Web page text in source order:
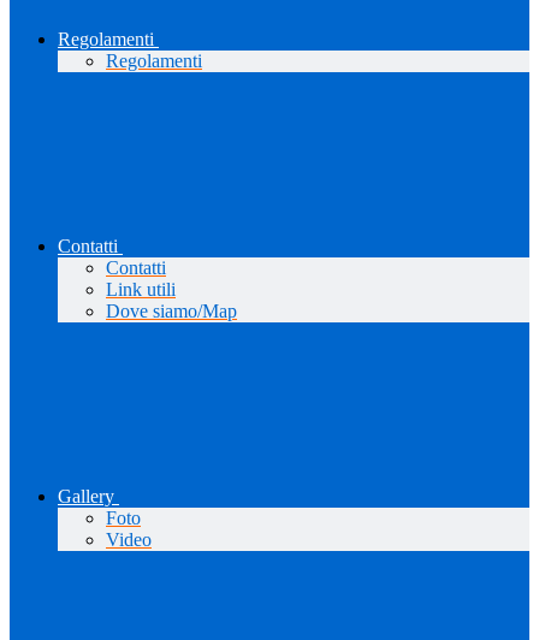
Regolamenti
Regolamenti
Contatti
Contatti
Link utili
Dove siamo/Map
Gallery
Foto
Video